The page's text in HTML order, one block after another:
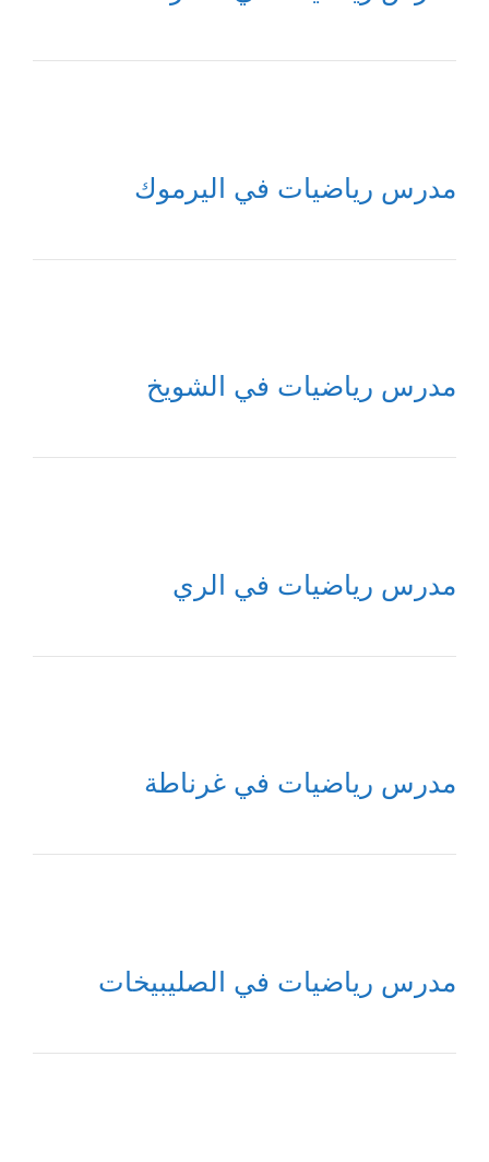
مدرس رياضيات في اليرموك
مدرس رياضيات في الشويخ
مدرس رياضيات في الري
مدرس رياضيات في غرناطة
مدرس رياضيات في الصليبيخات